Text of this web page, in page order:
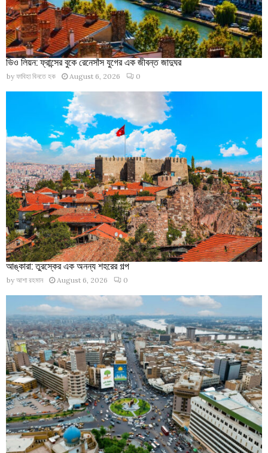
ভিও লিয়ন: ফ্রান্সের বুকে রেনেসাঁস যুগের এক জীবন্ত জাদুঘর
by ফাবিহা বিনতে হক August 6, 2026 0
আঙ্কারা: তুরস্কের এক অনন্য শহরের গল্প
by আশা রহমান August 6, 2026 0